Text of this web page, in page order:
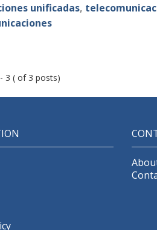
unificadas,
3 ( of 3 posts)